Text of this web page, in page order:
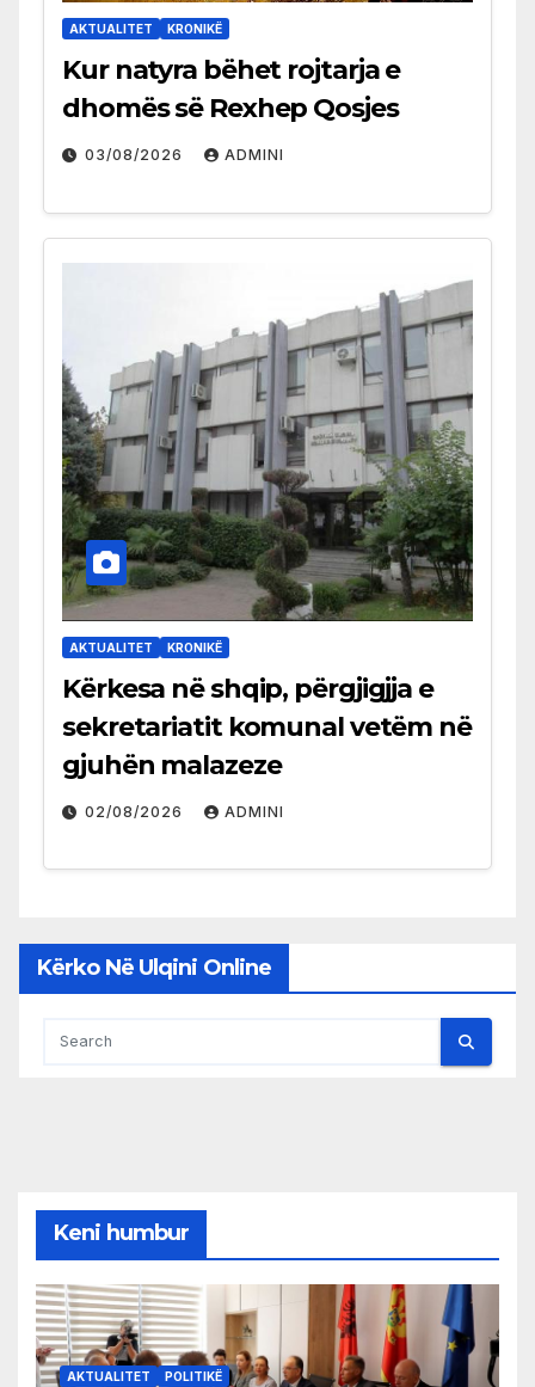
AKTUALITET KRONIKË
Kur natyra bëhet rojtarja e
dhomës së Rexhep Qosjes
03/08/2026 ADMINI
AKTUALITET KRONIKË
Kërkesa në shqip, përgjigjja e
sekretariatit komunal vetëm në
gjuhën malazeze
02/08/2026 ADMINI
Kërko Në Ulqini Online
Keni humbur
AKTUALITET POLITIKË